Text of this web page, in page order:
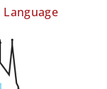
Language